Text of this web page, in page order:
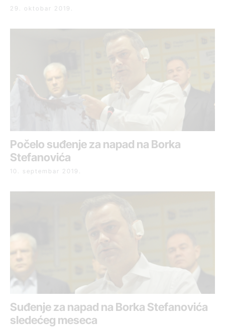
29. oktobar 2019.
Počelo suđenje za napad na Borka
Stefanovića
10. septembar 2019.
Suđenje za napad na Borka Stefanovića
sledećeg meseca